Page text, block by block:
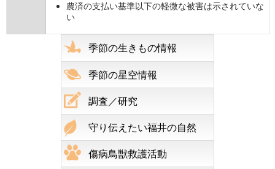
農済の支払い基準以下の軽微な被害は示されていな
い
季節の生きもの情報
季節の星空情報
調査／研究
守り伝えたい福井の自然
傷病鳥獣救護活動